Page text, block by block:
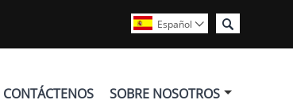

Español 
CONTÁCTENOS SOBRE NOSOTROS